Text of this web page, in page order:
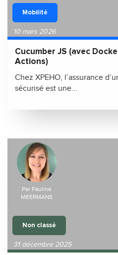
Mobilité
10 mars 2026
Cucumber JS (avec
Actions)
Chez XPEHO, l’assurance
sécurisé est une...
Par Pauline
MEERMANS
Non classé
31 décembre 2025